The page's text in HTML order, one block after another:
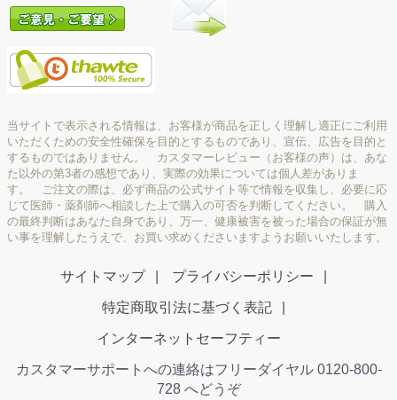
当サイトで表示される情報は、お客様が商品を正しく理解し適正にご利用
いただくための安全性確保を目的とするものであり、宣伝、広告を目的と
するものではありません。 カスタマーレビュー（お客様の声）は、あな
た以外の第3者の感想であり、実際の効果については個人差がありま
す。 ご注文の際は、必ず商品の公式サイト等で情報を収集し、必要に応
じて医師・薬剤師へ相談した上で購入の可否を判断してください。 購入
の最終判断はあなた自身であり、万一、健康被害を被った場合の保証が無
い事を理解したうえで、お買い求めくださいますようお願いいたします。
サイトマップ プライバシーポリシー
特定商取引法に基づく表記
インターネットセーフティー
カスタマーサポートへの連絡はフリーダイヤル 0120-800-
728 へどうぞ